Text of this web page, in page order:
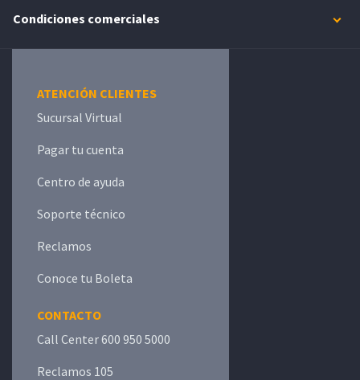
Condiciones comerciales
ATENCIÓN CLIENTES
Sucursal Virtual
Pagar tu cuenta
Centro de ayuda
Soporte técnico
Reclamos
Conoce tu Boleta
CONTACTO
Call Center 600 950 5000
Reclamos 105